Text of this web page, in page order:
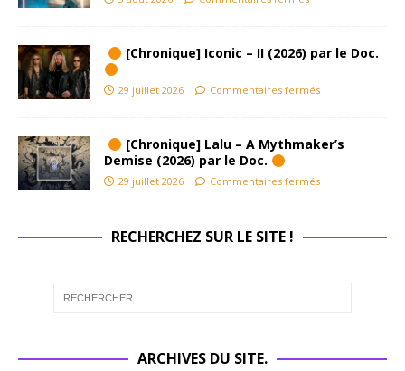
[Chronique] Iconic – II (2026) par le Doc.
29 juillet 2026 Commentaires fermés
[Chronique] Lalu – A Mythmaker’s
Demise (2026) par le Doc.
29 juillet 2026 Commentaires fermés
RECHERCHEZ SUR LE SITE !
ARCHIVES DU SITE.